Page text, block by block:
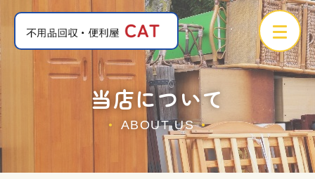
当店について
● ABOUT US ●